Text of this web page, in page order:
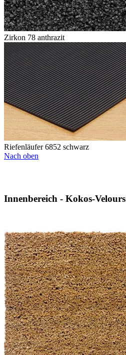
Zirkon 78 anthrazit
Riefenläufer 6852 schwarz
Nach oben
Innenbereich - Kokos-Velours